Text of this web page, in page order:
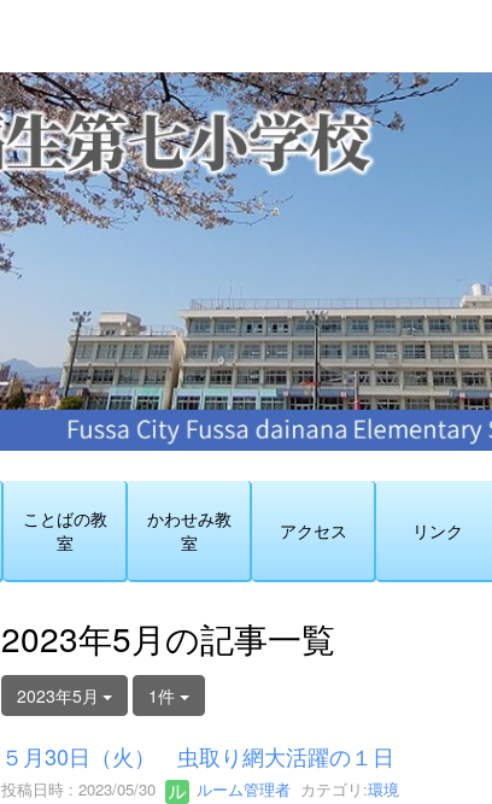
ことばの教
室
かわせみ教
室
アクセス リンク
2023年5月の記事一覧
2023年5月 1件
５月30日（火） 虫取り網大活躍の１日
投稿日時 : 2023/05/30 ルーム管理者カテゴリ:環境